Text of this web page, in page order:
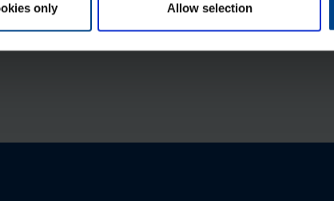
only Allow selection